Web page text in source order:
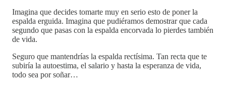
Imagina que decides tomarte muy en serio esto de poner la
espalda erguida. Imagina que pudiéramos demostrar que cada
segundo que pasas con la espalda encorvada lo pierdes también
de vida.
Seguro que mantendrías la espalda rectísima. Tan recta que te
subiría la autoestima, el salario y hasta la esperanza de vida,
todo sea por soñar…